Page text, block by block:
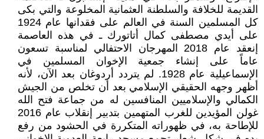
القديمة للخلافة والسلطنة العثمانية المخلوعة والتي بكى
كل المسلمين السنة في العالم على فقدانها عام 1924
على أيدي مصطفى كمال أتاتورك ـ في هذه العاصمة
إنعقد عام 2018 المهرجان الاحتفالي لمناسبة تسعون
عاماً على إنشاء جمعية الإخوان المسلمين في
الإسماعيلية عام 1928. لم يتردد أردوغان بعد الآن، لأنه
أظهر وجهه الحقيقي الإسلامي بعد أن تخلص من الجيش
الكمالي والإسلاميين المنافسين له من جماعة فتح الله
غولن المؤيدين للغرب المتهمين بتدبير إنقلاب عام 2016
للإطاحة به، في ظهوراته المتكررة في الحشود من رفع